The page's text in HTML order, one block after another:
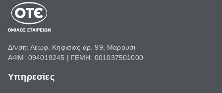
Δ/νση: Λεωφ. Κηφισίας αρ. 99, Μαρούσι
ΑΦΜ: 094019245 | ΓΕΜΗ: 001037501000
Υπηρεσίες